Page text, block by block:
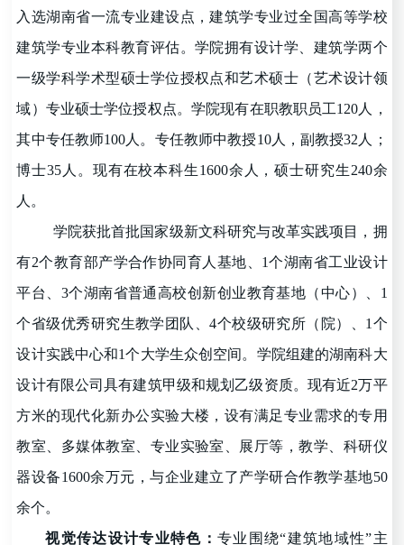
入选湖南省一流专业建设点，建筑学专业过全国高等学校
建筑学专业本科教育评估。学院拥有设计学、建筑学两个
一级学科学术型硕士学位授权点和艺术硕士（艺术设计领
域）专业硕士学位授权点。学院现有在职教职员工120人，
其中专任教师100人。专任教师中教授10人，副教授32人；
博士35人。现有在校本科生1600余人，硕士研究生240余
人。
学院获批首批国家级新文科研究与改革实践项目，拥
有2个教育部产学合作协同育人基地、1个湖南省工业设计
平台、3个湖南省普通高校创新创业教育基地（中心）、1
个省级优秀研究生教学团队、4个校级研究所（院）、1个
设计实践中心和1个大学生众创空间。学院组建的湖南科大
设计有限公司具有建筑甲级和规划乙级资质。现有近2万平
方米的现代化新办公实验大楼，设有满足专业需求的专用
教室、多媒体教室、专业实验室、展厅等，教学、科研仪
器设备1600余万元，与企业建立了产学研合作教学基地50
余个。
视觉传达设计专业特色： 专业围绕“建筑地域性”主